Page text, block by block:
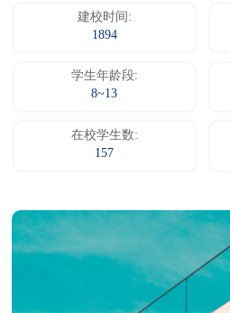
建校时间:
1894
学生年龄段:
8~13
在校学生数:
157